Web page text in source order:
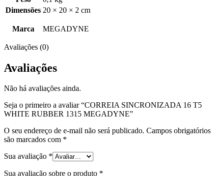
Dimensões 20 × 20 × 2 cm
Marca MEGADYNE
Avaliações (0)
Avaliações
Não há avaliações ainda.
Seja o primeiro a avaliar “CORREIA SINCRONIZADA 16 T5
WHITE RUBBER 1315 MEGADYNE”
O seu endereço de e-mail não será publicado. Campos obrigatórios
são marcados com *
Sua avaliação *
Sua avaliação sobre o produto *